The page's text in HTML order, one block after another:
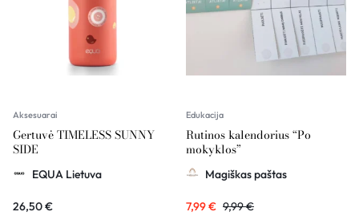
Aksesuarai
Gertuvė TIMELESS SUNNY
SIDE
EQUA Lietuva
26,50€
Edukacija
Rutinos kalendorius “Po
mokyklos”
Magiškas paštas
7,99€ 9,99€